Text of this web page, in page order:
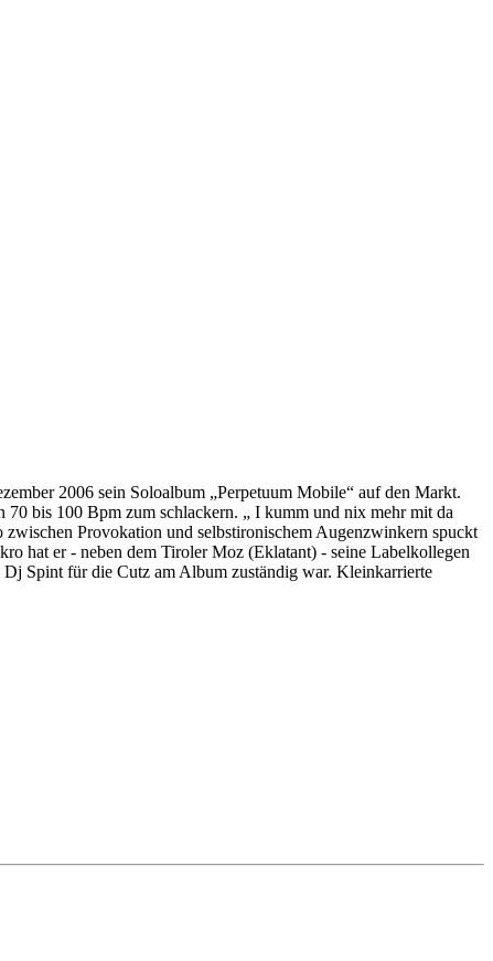
2006 sein Soloalbum „Perpetuum Mobile“ auf den Markt.
bis 100 Bpm zum schlackern. „ I kumm und nix mehr mit da
Provokation und selbstironischem Augenzwinkern spuckt
hat er - neben dem Tiroler Moz (Eklatant) - seine Labelkollegen
Spint für die Cutz am Album zuständig war. Kleinkarrierte